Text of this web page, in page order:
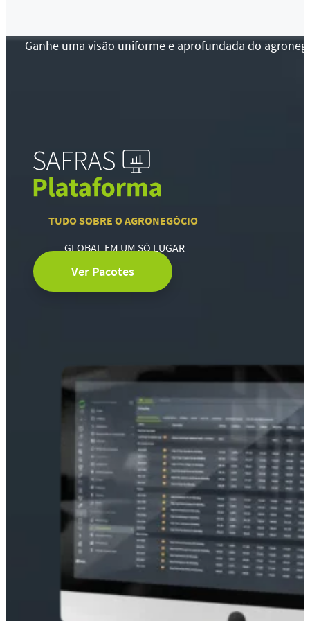
Ganhe uma visão uniforme e aprofundada do
TUDO SOBRE O AGRONEGÓCIO
GLOBAL EM UM SÓ LUGAR
Ver Pacotes